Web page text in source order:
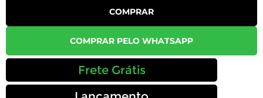
COMPRAR
COMPRAR PELO WHATSAPP
Frete Grátis